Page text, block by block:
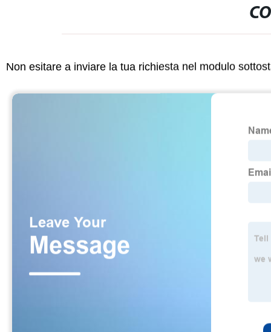
Non esitare a inviare la tua richiesta nel modulo